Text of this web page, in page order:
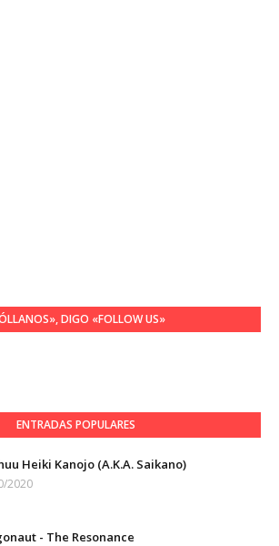
DIGO «FOLLOW US»
ENTRADAS POPULARES
Heiki Kanojo (A.K.A. Saikano)
2020
- The Resonance